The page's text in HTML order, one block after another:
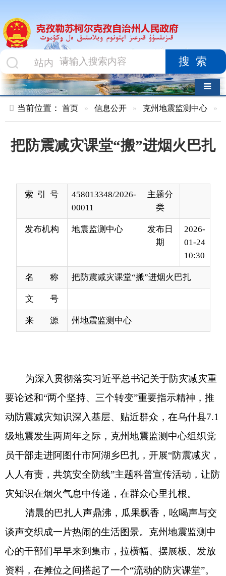
搜索
当前位置： 首页 信息公开 » 克州地震监测中心 » 行政执法 »
把防震减灾课堂“搬”进烟火巴扎
发布机构 地震监测中心 发布日 2026-
01-24
10:30
名 称 把防震减灾课堂“搬”进烟火巴扎
来 源 州地震监测中心
为深入贯彻落实习近平总书记关于防灾减灾重
要论述和“两个坚持、三个转变”重要指示精神，推
员干部走进阿图什市阿湖乡巴扎，开展“防震减灾，
人人有责，共筑安全防线”主题科普宣传活动，让防
灾知识在烟火气息中传递，在群众心里扎根。
谈声交织成一片热闹的生活图景。克州地震监测中
心的干部们早早来到集市，拉横幅、摆展板、发放
资料，在摊位之间搭起了一个“流动的防灾课堂”。
他们走到馕坑边、菜摊前、干货铺旁，用接地气的
语言、面对面的讲解，向摊主和赶集群众普及地震
“大姐，您知道如果地震突然来了，在巴扎这样
的人多地方该怎么躲吗？”“大叔，您家里准备应急
包了吗？手电筒、饮用水、馕这些平时就要备